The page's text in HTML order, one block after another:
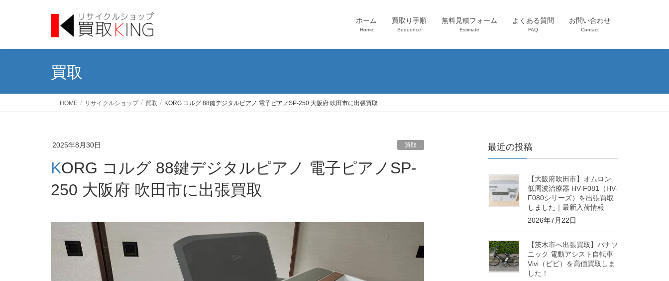
ホーム
Home
買取り手順
Sequence
無料見積フォーム
Estimate
よくある質問
FAQ
お問い合わせ
Contact
買取
HOME リサイクルショップ 買取 KORG コルグ 88鍵デジタルピアノ 電子ピアノSP-250 大阪府 吹田市に出張買取
2025年8月30日 買取
KORG コルグ 88鍵デジタルピアノ 電子ピアノSP-
250 大阪府 吹田市に出張買取
最近の投稿
【大阪府吹田市】オムロン
低周波治療器 HV-F081（HV-
F080シリーズ）を出張買取
しました｜最新入荷情報
2026年7月22日
【茨木市へ出張買取】パナソ
ニック 電動アシスト自転車
Vivi（ビビ）を高価買取しま
した！